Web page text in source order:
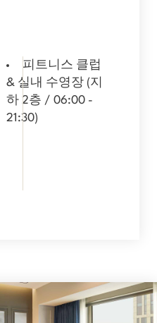
피트니스 클럽
& 실내 수영장 (지
하 2층 / 06:00 -
21:30)